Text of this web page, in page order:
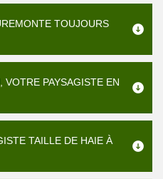
TOUJOURS
VOTRE PAYSAGISTE EN
TAILLE DE HAIE À